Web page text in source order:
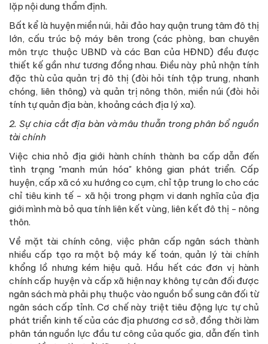
lặp nội dung thẩm định.
Bất kể là huyện miền núi, hải đảo hay quận trung tâm đô thị
lớn, cấu trúc bộ máy bên trong (các phòng, ban chuyên
môn trực thuộc UBND và các Ban của HĐND) đều được
thiết kế gần như tương đồng nhau. Điều này phủ nhận tính
đặc thù của quản trị đô thị (đòi hỏi tính tập trung, nhanh
chóng, liên thông) và quản trị nông thôn, miền núi (đòi hỏi
tính tự quản địa bàn, khoảng cách địa lý xa).
2. Sự chia cắt địa bàn và mâu thuẫn trong phân bổ nguồn
tài chính
Việc chia nhỏ địa giới hành chính thành ba cấp dẫn đến
tình trạng "manh mún hóa" không gian phát triển. Cấp
huyện, cấp xã có xu hướng co cụm, chỉ tập trung lo cho các
chỉ tiêu kinh tế - xã hội trong phạm vi danh nghĩa của địa
giới mình mà bỏ qua tính liên kết vùng, liên kết đô thị - nông
thôn.
Về mặt tài chính công, việc phân cấp ngân sách thành
nhiều cấp tạo ra một bộ máy kế toán, quản lý tài chính
khổng lồ nhưng kém hiệu quả. Hầu hết các đơn vị hành
chính cấp huyện và cấp xã hiện nay không tự cân đối được
ngân sách mà phải phụ thuộc vào nguồn bổ sung cân đối từ
ngân sách cấp tỉnh. Cơ chế này triệt tiêu động lực tự chủ
phát triển kinh tế của các địa phương cơ sở, đồng thời làm
phân tán nguồn lực đầu tư công của quốc gia, dẫn đến tình